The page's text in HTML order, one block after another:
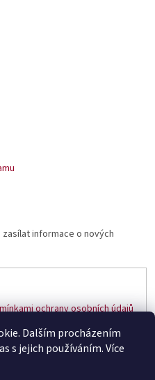
Dalším procházením
s jejich používáním. Více
informace o nových
ochrany osobních údajů